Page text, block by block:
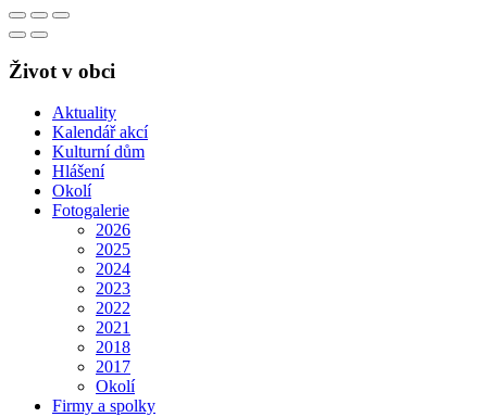
Život v obci
Aktuality
Kalendář akcí
Kulturní dům
Hlášení
Okolí
Fotogalerie
2026
2025
2024
2023
2022
2021
2018
2017
Okolí
Firmy a spolky